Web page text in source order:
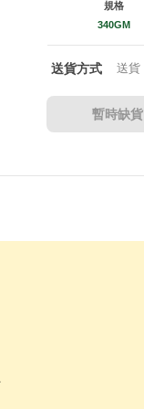
規格
340GM
送貨方式 送貨
暫時缺貨